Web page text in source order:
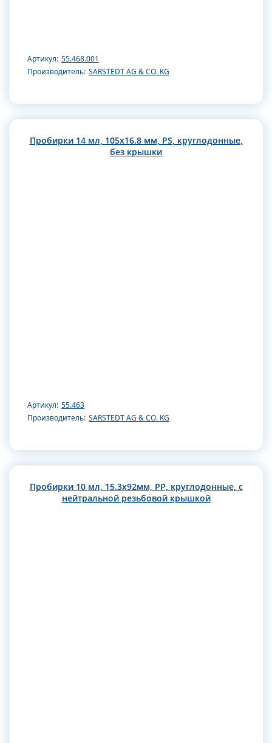
Артикул: 55.468.001
Производитель: SARSTEDT AG & CO. KG
Пробирки 14 мл, 105x16.8 мм, PS, круглодонные,
без крышки
Артикул: 55.463
Производитель: SARSTEDT AG & CO. KG
Пробирки 10 мл, 15.3х92мм, РР, круглодонные, с
нейтральной резьбовой крышкой